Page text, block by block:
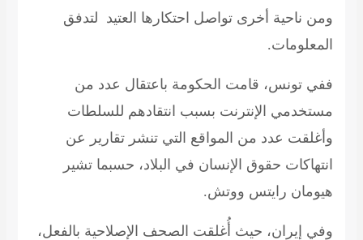
ومن ناحية أخرى تواصل احتكارها العتيد لتدفق
المعلومات.
ففي تونس، قامت الحكومة باعتقال عدد من
مستخدمي الإنترنت بسبب انتقادهم للسلطات
وأغلقت عدد من المواقع التي تنشر تقارير عن
انتهاكات حقوق الإنسان في البلاد، حسبما تشير
هيومان رايتس ووتش.
وفي إيران، حيث أُغلقت الصحف الإصلاحية بالفعل،